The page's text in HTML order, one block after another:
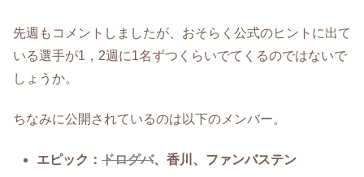
先週もコメントしましたが、おそらく公式のヒントに出て
いる選手が1，2週に1名ずつくらいでてくるのではないで
しょうか。
ちなみに公開されているのは以下のメンバー。
エピック：ドログバ、香川、ファンバステン